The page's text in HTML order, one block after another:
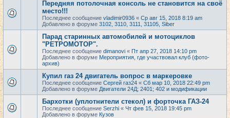
Передняя потолочная консоль не становится на своё
место!!!
Последнее сообщение vladimir0936 « Ср авг 15, 2018 8:19 am
Добавлено в форуме 3102, 3110, 3111, 31105, Siber
Парад старинных автомобилей и мотоциклов
"РЕТРОМОТОР".
Последнее сообщение dimanovi « Пт апр 27, 2018 14:10 pm
Добавлено в форуме Мероприятия, где участвовал клуб (фото-
архив)
Купил газ 24 двигатель вопрос в маркеровке
Последнее сообщение Сергей газ24 « Сб мар 10, 2018 22:49 pm
Добавлено в форуме Двигатели 24Д; 2401; 402 и модификации
Бархотки (уплотнители стекол) и форточка ГАЗ-24
Последнее сообщение Serzhi « Чт фев 15, 2018 19:45 pm
Добавлено в форуме Кузов